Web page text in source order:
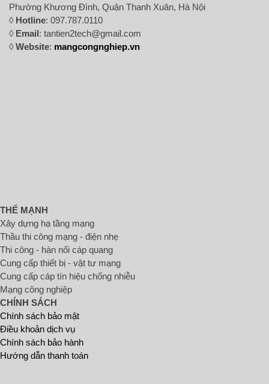
Phường Khương Đình, Quận Thanh Xuân, Hà Nội
◊ Hotline: 097.787.0110
◊ Email: tantien2tech@gmail.com
◊Website: mangcongnghiep.vn
THẾ MẠNH
Xây dựng hạ tầng mạng
Thầu thi công mạng - điện nhẹ
Thi công - hàn nối cáp quang
Cung cấp thiết bị - vật tư mạng
Cung cấp cáp tín hiệu chống nhiễu
Mạng công nghiệp
CHÍNH SÁCH
Chính sách bảo mật
Điều khoản dịch vụ
Chính sách bảo hành
Hướng dẫn thanh toán